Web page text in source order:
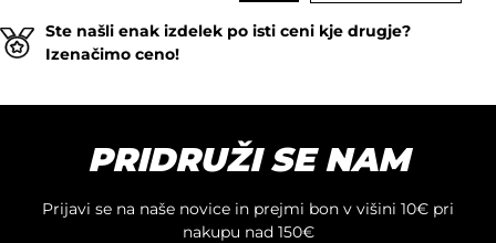
Ste našli enak izdelek po isti ceni kje drugje?
Izenačimo ceno!
PRIDRUŽI SE NAM
Prijavi se na naše novice in prejmi bon v višini 10€ pri
nakupu nad 150€